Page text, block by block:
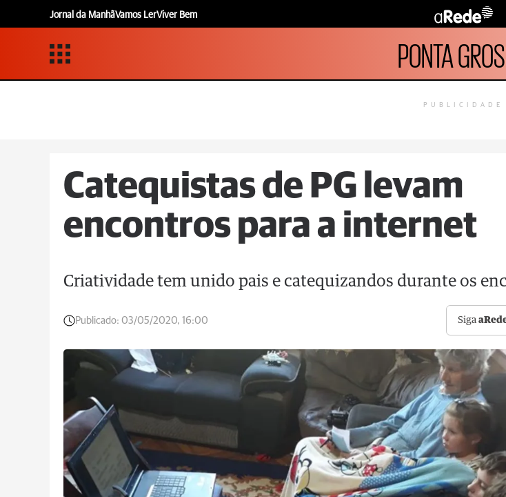
Jornal da ManhãVamos LerViver Bem
PONTA
PUBLICIDADE
Catequistas de PG levam
encontros para a internet
Criatividade tem unido pais e catequizandos durante os
Publicado: 03/05/2020, 16:00 Siga